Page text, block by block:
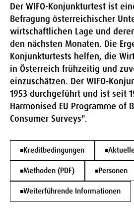
Der WIFO-Konjunkturtest ist
Befragung österreichischer
wirtschaftlichen Lage und
den nächsten Monaten. Die
Konjunkturtests helfen, die
in Österreich frühzeitig und
einzuschätzen. Der WIFO-
1953 durchgeführt und ist seit
Harmonised EU Programme of
Consumer Surveys".
Kreditbedingungen
Methoden (PDF) Personen
Weiterführende Informationen